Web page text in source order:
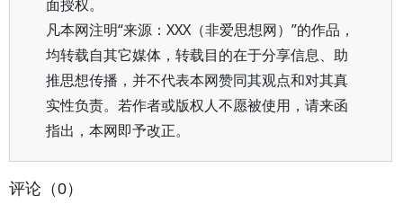
面授权。
凡本网注明“来源：XXX（非爱思想网）”的作品，
均转载自其它媒体，转载目的在于分享信息、助
推思想传播，并不代表本网赞同其观点和对其真
实性负责。若作者或版权人不愿被使用，请来函
指出，本网即予改正。
评论（0）